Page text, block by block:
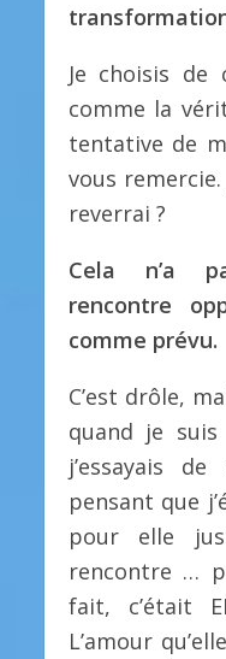
transformation
Je choisis de
comme la
tentative de
vous
reverrai ?
Cela n’a
rencontre
comme prévu.
C’est drôle,
quand je
j’essayais
pensant que
pour elle
rencontre …
fait, c’était
L’amour